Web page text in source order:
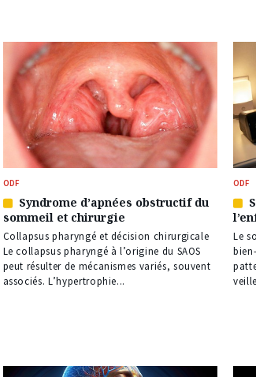
ODF
Article
réservé
à
nos
abonnés
Syndrome d’apnées obstructif du
sommeil et chirurgie
Collapsus pharyngé et décision chirurgicale
Le collapsus pharyngé à l’origine du SAOS
peut résulter de mécanismes variés, souvent
associés. L’hypertrophie...
ODF
à
nos
Le